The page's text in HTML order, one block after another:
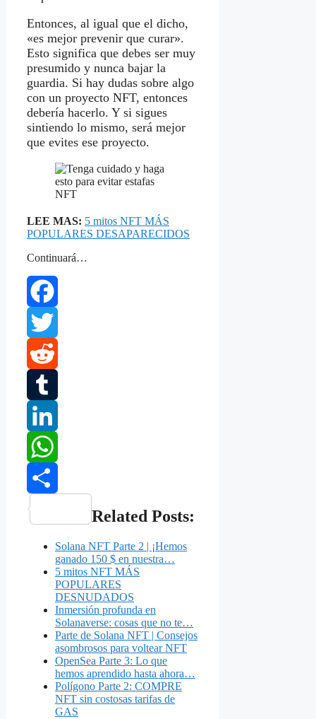
Entonces, al igual que el dicho,
«es mejor prevenir que curar».
Esto significa que debes ser muy
presumido y nunca bajar la
guardia. Si hay dudas sobre algo
con un proyecto NFT, entonces
debería hacerlo. Y si sigues
sintiendo lo mismo, será mejor
que evites ese proyecto.
LEE MAS: 5 mitos NFT MÁS
POPULARES DESAPARECIDOS
Continuará…
Facebook
Twitter
Reddit
Tumblr
LinkedIn
WhatsApp
Compartir
Related Posts:
Solana NFT Parte 2 | ¡Hemos
ganado 150 $ en nuestra…
5 mitos NFT MÁS
POPULARES
DESNUDADOS
Inmersión profunda en
Solanaverse: cosas que no te…
Parte de Solana NFT | Consejos
asombrosos para voltear NFT
OpenSea Parte 3: Lo que
hemos aprendido hasta ahora…
Polígono Parte 2: COMPRE
NFT sin costosas tarifas de
GAS